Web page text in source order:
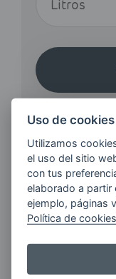
LAS
ÚLTIMAS
Uso de cookies
Utilizamos
el uso del sitio
con tus
elaborado a
ejemplo, páginas
Política de cookies.